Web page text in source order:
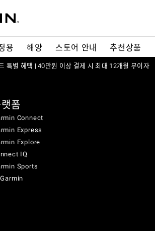
용 해양 스토어 안내 추천상품
특별 혜택 | 40만원 이상 결제 시 최대 12개월 무이자
폼
Connect
Express
Explore
IQ
Sports